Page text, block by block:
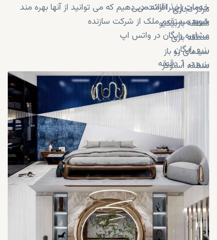
مرکز تجاری
منطقه باربیکیو
منطقه بازی
سینمای رو باز
منطقه اسنوکر
استودیو زومبا و رقص
خدمات زیر را ارائه می دهیم که می توانید از آنها بهره مند
شوید:
خدمات اخذ اقامت دبی
خرید مستقیم ملک از شرکت سازنده
مشاوره رایگان در واتس اپ
رزرو رایگان
رزرو در 1 دقیقه